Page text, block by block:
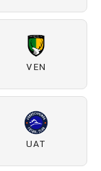
VEN
UAT